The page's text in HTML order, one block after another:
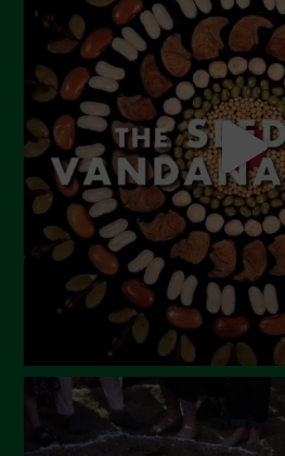
Settembre 2023
Agosto 2023
Luglio 2023
Giugno 2023
Maggio 2023
Aprile 2023
Marzo 2023
Febbraio 2023
Dicembre 2022
Novembre 2022
Ottobre 2022
Settembre 2022